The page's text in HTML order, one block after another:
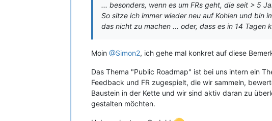
... besonders, wenn es um FRs geht, die seit > 5
So sitze ich immer wieder neu auf Kohlen und bin
das nicht zu machen ... oder, dass es in 14 Tagen
Moin @Simon2, ich gehe mal konkret auf diese
Das Thema "Public Roadmap" ist bei uns intern ein
Feedback und FR zugespielt, die wir sammeln,
Baustein in der Kette und wir sind aktiv daran zu
gestalten möchten.